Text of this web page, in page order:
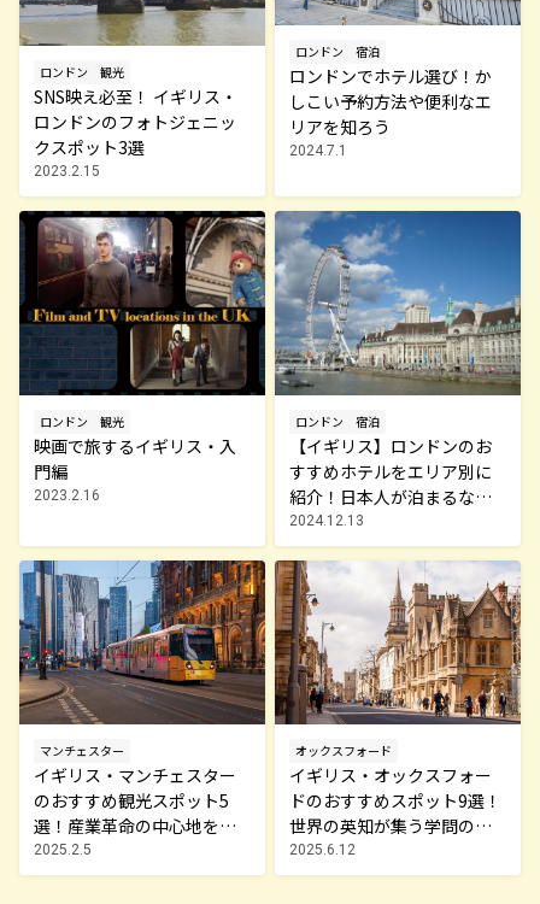
ロンドン 観光
SNS映え必至！ イギリス・
ロンドンのフォトジェニッ
クスポット3選
2023.2.15
ロンドン 宿泊
ロンドンでホテル選び！か
しこい予約方法や便利なエ
リアを知ろう
2024.7.1
ロンドン 観光
映画で旅するイギリス・入
門編
2023.2.16
ロンドン 宿泊
【イギリス】ロンドンのお
すすめホテルをエリア別に
紹介！日本人が泊まるなら
ココ！
2024.12.13
マンチェスター
イギリス・マンチェスター
のおすすめ観光スポット5
選！産業革命の中心地を巡
る
2025.2.5
オックスフォード
イギリス・オックスフォー
ドのおすすめスポット9選！
世界の英知が集う学問の町
を巡る
2025.6.12